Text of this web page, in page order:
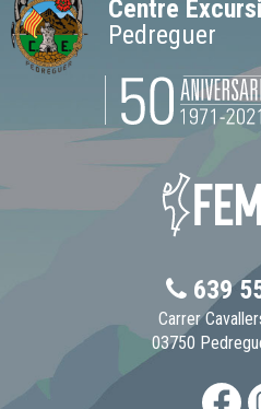
Centre
Pedreguer
639
Carrer
03750